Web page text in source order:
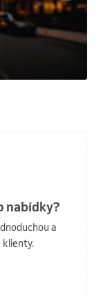
nabídky?
a